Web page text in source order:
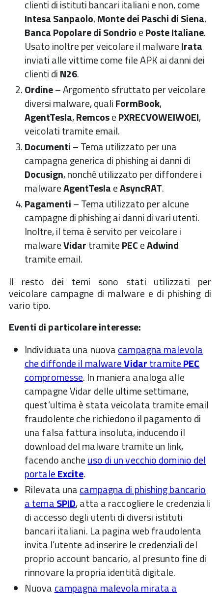
clienti di istituti bancari italiani e non, come
Intesa Sanpaolo,Monte dei Paschi di Siena,
Banca Popolare di SondrioePoste Italiane.
Usato inoltre per veicolare il malwareIrata
inviati alle vittime come file APK ai danni dei
clienti diN26.
Ordine– Argomento sfruttato per veicolare
diversi malware, qualiFormBook,
AgentTesla,RemcosePXRECVOWEIWOEI,
veicolati tramite email.
Documenti– Tema utilizzato per una
campagna generica di phishing ai danni di
Docusign, nonché utilizzato per diffondere i
malwareAgentTeslaeAsyncRAT.
Pagamenti– Tema utilizzato per alcune
campagne di phishing ai danni di vari utenti.
Inoltre, il tema è servito per veicolare i
malwareVidartramitePECeAdwind
tramite email.
Il resto dei temi sono stati utilizzati per
veicolare campagne di malware e di phishing di
vario tipo.
Eventi di particolare interesse:
Individuata una nuovacampagna malevola
che diffonde il malwareVidartramitePEC
compromesse. In maniera analoga alle
campagne Vidar delle ultime settimane,
quest’ultima è stata veicolata tramite email
fraudolente che richiedono il pagamento di
una falsa fattura insoluta, inducendo il
download del malware tramite un link,
facendo ancheuso di un vecchio dominio del
portaleExcite.
Rilevata unacampagna di phishing bancario
a temaSPID, atta a raccogliere le credenziali
di accesso degli utenti di diversi istituti
bancari italiani. La pagina web fraudolenta
invita l’utente ad inserire le credenziali del
proprio account bancario, al presunto fine di
rinnovare la propria identità digitale.
Nuovacampagna malevola mirata a